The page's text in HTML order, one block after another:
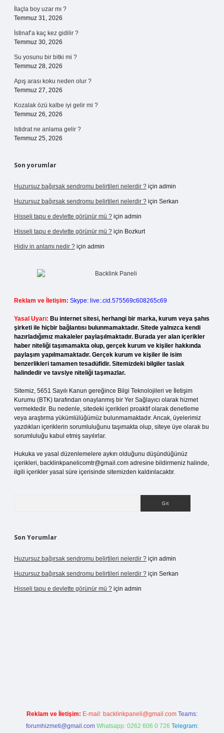
İlaçla boy uzar mı ?
Temmuz 31, 2026
İstinaf’a kaç kez gidilir ?
Temmuz 30, 2026
Su yosunu bir bitki mi ?
Temmuz 28, 2026
Apış arası koku neden olur ?
Temmuz 27, 2026
Kozalak özü kalbe iyi gelir mi ?
Temmuz 26, 2026
Istidrat ne anlama gelir ?
Temmuz 25, 2026
Son yorumlar
Huzursuz bağırsak sendromu belirtileri nelerdir ? için admin
Huzursuz bağırsak sendromu belirtileri nelerdir ? için Serkan
Hisseli tapu e devlette görünür mü ? için admin
Hisseli tapu e devlette görünür mü ? için Bozkurt
Hidiv in anlamı nedir ? için admin
Reklam ve İletişim: Skype: live:.cid.575569c608265c69
Yasal Uyarı: Bu internet sitesi, herhangi bir marka, kurum veya şahıs
şirketi ile hiçbir bağlantısı bulunmamaktadır. Sitede yalnızca kendi
hazırladığımız makaleler paylaşılmaktadır. Burada yer alan içerikler
haber niteliği taşımamakta olup, gerçek kurum ve kişiler hakkında
paylaşım yapılmamaktadır. Gerçek kurum ve kişiler ile isim
benzerlikleri tamamen tesadüfidir. Sitemizdeki bilgiler taslak
halindedir ve tavsiye niteliği taşımazlar.
Sitemiz, 5651 Sayılı Kanun gereğince Bilgi Teknolojileri ve İletişim
Kurumu (BTK) tarafından onaylanmış bir Yer Sağlayıcı olarak hizmet
vermektedir. Bu nedenle, sitedeki içerikleri proaktif olarak denetleme
veya araştırma yükümlülüğümüz bulunmamaktadır. Ancak, üyelerimiz
yazdıkları içeriklerin sorumluluğunu taşımakta olup, siteye üye olarak bu
sorumluluğu kabul etmiş sayılırlar.
Hukuka ve yasal düzenlemelere aykırı olduğunu düşündüğünüz
içerikleri, backlinkpanelicomtr@gmail.com adresine bildirmeniz halinde,
ilgili içerikler yasal süre içerisinde sitemizden kaldırılacaktır.
Son Yorumlar
Huzursuz bağırsak sendromu belirtileri nelerdir ? için admin
Huzursuz bağırsak sendromu belirtileri nelerdir ? için Serkan
Hisseli tapu e devlette görünür mü ? için admin
Reklam ve İletişim: E-mail: backlinkpaneli@gmail.com Teams:
forumhizmeti@gmail.com Whatsapp: 0262 606 0 726 Telegram: